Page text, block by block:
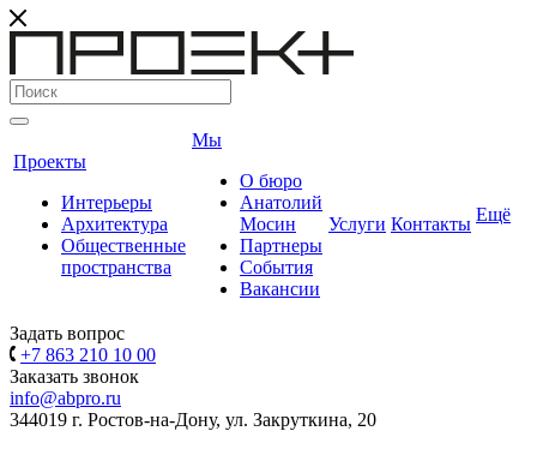
Проекты
Интерьеры
Архитектура
Общественные
пространства
Мы
О бюро
Анатолий
Мосин
Партнеры
События
Вакансии
Услуги Контакты Ещё
Задать вопрос
+7 863 210 10 00
Заказать звонок
info@abpro.ru
344019 г. Ростов-на-Дону, ул. Закруткина, 20